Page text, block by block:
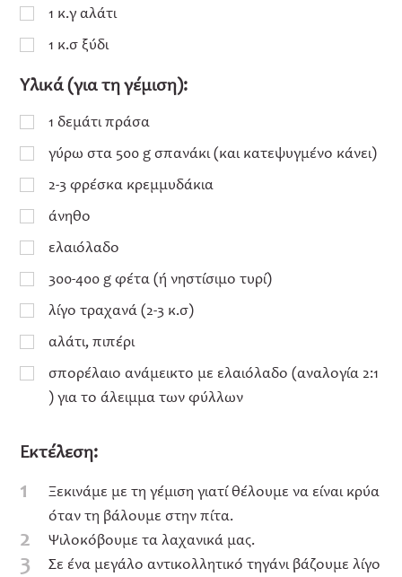
1 κ.γ αλάτι
1 κ.σ ξύδι
Υλικά (για τη γέμιση):
1 δεμάτι πράσα
γύρω στα 500 g σπανάκι (και κατεψυγμένο κάνει)
2-3 φρέσκα κρεμμυδάκια
άνηθο
ελαιόλαδο
300-400 g φέτα (ή νηστίσιμο τυρί)
λίγο τραχανά (2-3 κ.σ)
αλάτι, πιπέρι
σπορέλαιο ανάμεικτο με ελαιόλαδο (αναλογία 2:1
) για το άλειμμα των φύλλων
Εκτέλεση:
1
Ξεκινάμε με τη γέμιση γιατί θέλουμε να είναι κρύα
όταν τη βάλουμε στην πίτα.
2 Ψιλοκόβουμε τα λαχανικά μας.
3
Σε ένα μεγάλο αντικολλητικό τηγάνι βάζουμε λίγο